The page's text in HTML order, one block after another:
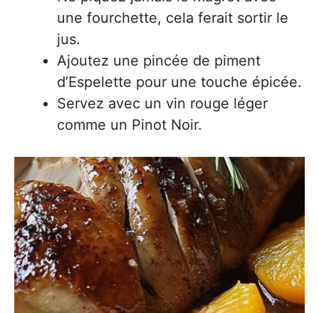
une fourchette, cela ferait sortir le
jus.
Ajoutez une pincée de piment
d’Espelette pour une touche épicée.
Servez avec un vin rouge léger
comme un Pinot Noir.